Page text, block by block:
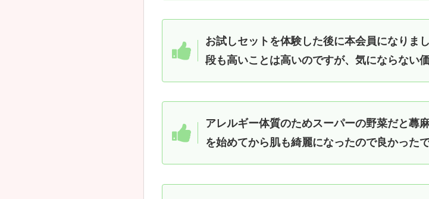
お試しセットを体験した後に本会員になりま
段も高いことは高いのですが、気にならない
アレルギー体質のためスーパーの野菜だと蕁
を始めてから肌も綺麗になったので良かったで